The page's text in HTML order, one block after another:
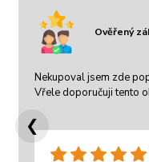
Ověřený
Nekupoval jsem zde
Vřele doporučuji tento
❮